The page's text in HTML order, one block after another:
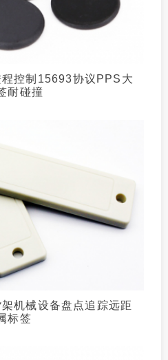
控制15693协议PPS大
耐碰撞
机械设备盘点追踪远距
标签